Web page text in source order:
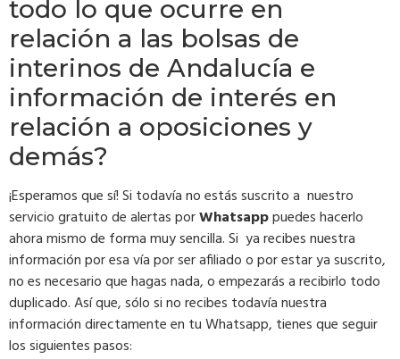
todo lo que ocurre en
relación a las bolsas de
interinos de Andalucía e
información de interés en
relación a oposiciones y
demás?
¡Esperamos que sí! Si todavía no estás suscrito a nuestro
servicio gratuito de alertas porWhatsapppuedes hacerlo
ahora mismo de forma muy sencilla. Si ya recibes nuestra
información por esa vía por ser afiliado o por estar ya suscrito,
no es necesario que hagas nada, o empezarás a recibirlo todo
duplicado. Así que, sólo si no recibes todavía nuestra
información directamente en tu Whatsapp, tienes que seguir
los siguientes pasos: